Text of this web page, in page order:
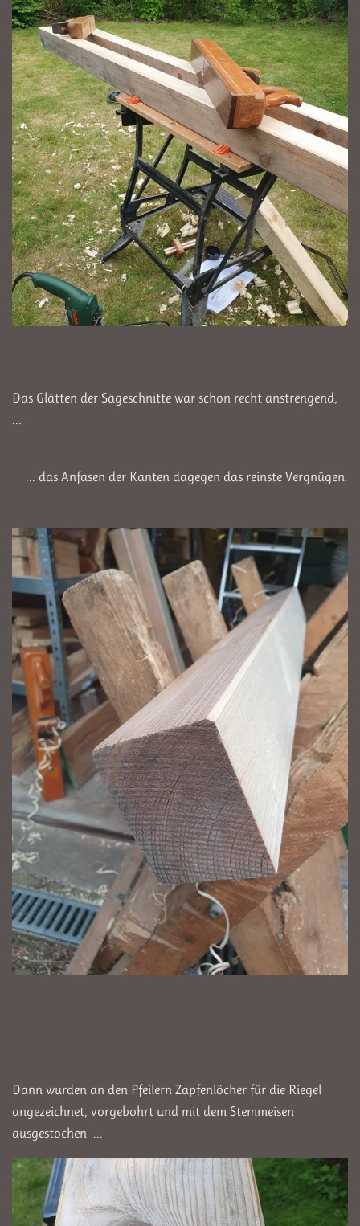
Das Glätten der Sägeschnitte war schon recht anstrengend,
...
... das Anfasen der Kanten dagegen das reinste Vergnügen.
Dann wurden an den Pfeilern Zapfenlöcher für die Riegel
angezeichnet, vorgebohrt und mit dem Stemmeisen
ausgestochen ...